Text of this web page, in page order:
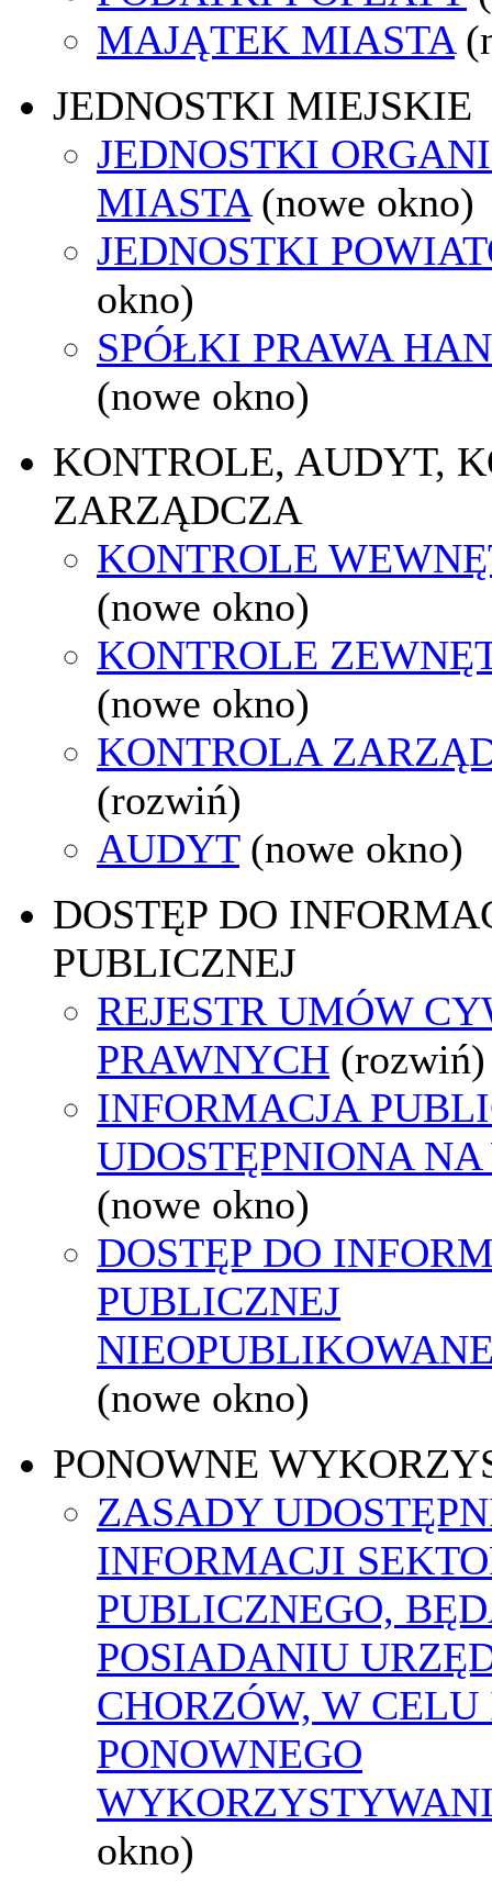
MAJĄTEK MIASTA
JEDNOSTKI MIEJSKIE
JEDNOSTKI
MIASTA (nowe okno)
JEDNOSTKI
okno)
SPÓŁKI PRAWA
(nowe okno)
KONTROLE, AUDYT,
ZARZĄDCZA
KONTROLE
(nowe okno)
KONTROLE
(nowe okno)
KONTROLA
(rozwiń)
AUDYT (nowe okno)
DOSTĘP DO
PUBLICZNEJ
REJESTR UMÓW
PRAWNYCH (rozwiń)
INFORMACJA
UDOSTĘPNIONA
(nowe okno)
DOSTĘP DO
PUBLICZNEJ
(nowe okno)
PONOWNE
ZASADY
INFORMACJI
PUBLICZNEGO,
POSIADANIU
CHORZÓW, W
PONOWNEGO
okno)